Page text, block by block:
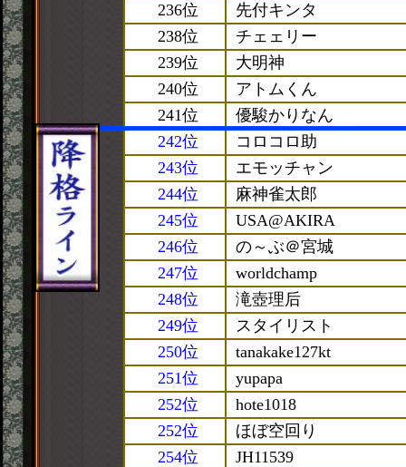
236位
先付キンタ
238位
チェェリー
239位
大明神
240位
アトムくん
241位
優駿かりなん
242位
コロコロ助
243位
エモッチャン
244位
麻神雀太郎
245位
USA@AKIRA
246位
の～ぶ＠宮城
247位
worldchamp
248位
滝壺理后
249位
スタイリスト
250位
tanakake127kt
251位
yupapa
252位
hote1018
252位
ほぼ空回り
254位
JH11539